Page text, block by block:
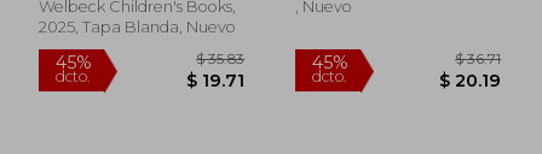
Welbeck Children's Books,
2025, Tapa Blanda, Nuevo
, Nuevo